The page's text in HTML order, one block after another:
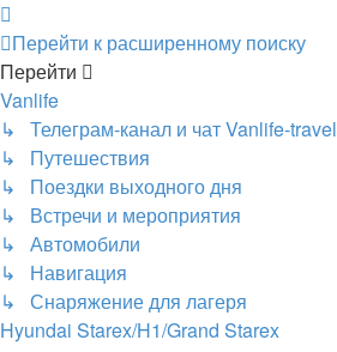
Перейти к расширенному поиску
Перейти
Vanlife
↳ Телеграм-канал и чат Vanlife-travel
↳ Путешествия
↳ Поездки выходного дня
↳ Встречи и мероприятия
↳ Автомобили
↳ Навигация
↳ Снаряжение для лагеря
Hyundai Starex/H1/Grand Starex